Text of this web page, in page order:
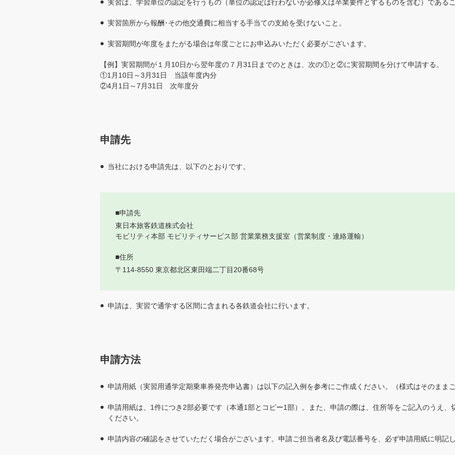
実習は、学習単位の認定を行うもの（単位の認定は行わないが必修又は卒業要件とするものを含む）である
実習箇所から報酬･その他交通費に相当する手当ての支給を受けないこと。
実習期間が年度をまたがる場合は年度ごとにお申込みいただく必要がございます。
【例】実習期間が１月10日から翌年度の７月31日までのときは、次の①と②に実習期間を分けて申請する。
①1月10日～3月31日 当該年度内分
②4月1日～7月31日 次年度分
申請先
当社における申請先は、以下のとおりです。
■申請先
東日本旅客鉄道株式会社
モビリティ本部 モビリティサービス部 営業業務支援室（営業制度・連絡運輸）
■住所
〒114-8550 東京都北区東田端二丁目20番68号
申請は、実習で通学する区間に含まれる各鉄道会社に行います。
申請方法
申請用紙（実習用通学定期乗車券発売申込書）は以下の記入例を参考にご作成ください。（様式はそのまま
申請用紙は、1件につき2部必要です（本通1部とコピー1部）。また、申請の際は、住所等をご記入のうえ
ください。
申請内容の確認をさせていただく場合がございます。申請ご担当者名及び電話番号を、必ず申請用紙に明記